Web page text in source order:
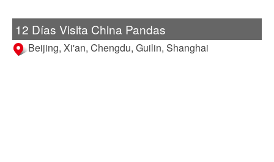
12 Días Visita China Pandas
Beijing, Xi'an, Chengdu, Guilin, Shanghai